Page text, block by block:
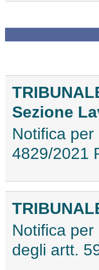
Sezione
Notifica
4829/2021
Notifica
degli artt.